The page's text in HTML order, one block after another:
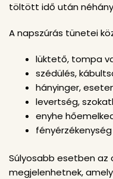
töltött idő után
A napszúrás tünetei
lüktető, tompa
szédülés,
hányinger,
levertség,
enyhe
fényérzékenység
Súlyosabb esetben az
megjelenhetnek,